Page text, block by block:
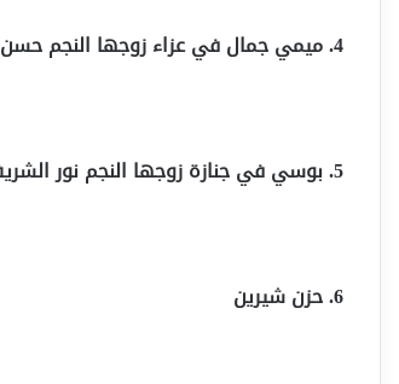
4. ميمي جمال في عزاء زوجها النجم حسن مصطفى
5. بوسي في جنازة زوجها النجم نور الشريف
6. حزن شيرين